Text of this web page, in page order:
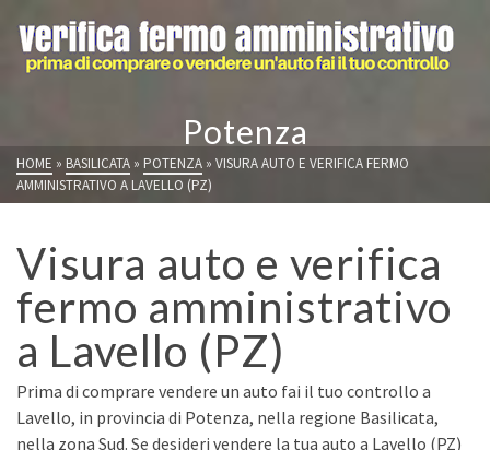
Potenza
HOME » BASILICATA » POTENZA » VISURA AUTO E VERIFICA FERMO
AMMINISTRATIVO A LAVELLO (PZ)
Visura auto e verifica
fermo amministrativo
a Lavello (PZ)
Prima di comprare vendere un auto fai il tuo controllo a
Lavello, in provincia di Potenza, nella regione Basilicata,
nella zona Sud. Se desideri vendere la tua auto a Lavello (PZ)